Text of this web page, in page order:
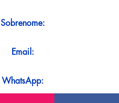
Sobrenome:
Email:
WhatsApp: